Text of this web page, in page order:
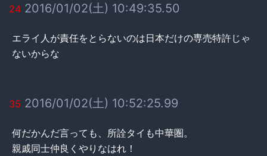
24 2016/01/02(土) 10:49:35.50
エライ人が責任をとらないのは日本だけの専売特許じゃ
ないからな
35 2016/01/02(土) 10:52:25.99
何だかんだ言っても、所詮タイも中華圏。
親戚同士仲良くやりなはれ！